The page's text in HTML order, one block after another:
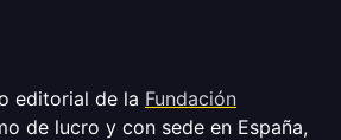
editorial de la Fundación
de lucro y con sede en España,